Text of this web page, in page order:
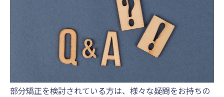
部分矯正を検討されている方は、様々な疑問をお持ちの